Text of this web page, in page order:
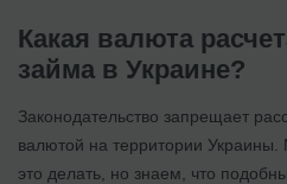
Какая валюта
займа в Украине?
Законодательство запрещает
валютой на территории
это делать, но знаем, что